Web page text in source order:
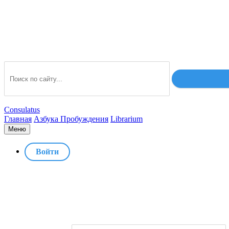
Consulatus
Главная Азбука Пробуждения Librarium
Меню
Войти